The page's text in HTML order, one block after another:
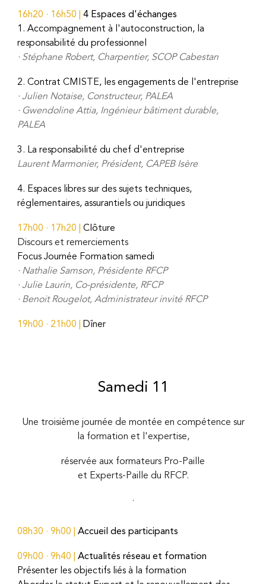
16h20 · 16h50 |4 Espaces d'échanges
1. Accompagnement à l'autoconstruction, la
responsabilité du professionnel
· Stéphane Robert, Charpentier, SCOP Cabestan
2. Contrat CMISTE, les engagements de l'entreprise
·Julien Notaise, Constructeur, PALEA
· Gwendoline Attia, Ingénieur bâtiment durable,
PALEA
3. La responsabilité du chef d'entreprise
Laurent Marmonier, Président, CAPEB Isère
4. Espaces libres sur des sujets techniques,
réglementaires, assurantiels ou juridiques
1 7h00 · 1 7h20 |
Clôture
Discours et remerciements
Focus Journée Formation samedi
· Nathalie Samson, Présidente RFCP
· Julie Laurin, Co-présidente, RFCP
· Benoit Rougelot,Administrateur invité RFCP
19h00 · 21 h00 | Dîner
Samedi 11
Une troisième journée de montée en compétence sur
la formation et l'expertise,
réservée aux formateurs Pro-Paille
et Experts-Paille du RFCP.
·
08h30 · 9h00 |Accueil des participants
09h00 ·9h40 |Actualités réseau et formation
Présenter les objectifs liés à la formation